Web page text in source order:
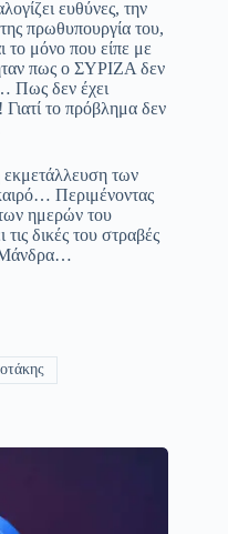
ευθύνες, την
πρωθυπουργία του,
το μόνο που είπε με
πως ο ΣΥΡΙΖΑ δεν
Πως δεν έχει
Γιατί το πρόβλημα δεν
εκμετάλλευση των
Περιμένοντας
ημερών του
δικές του στραβές
Μάνδρα…